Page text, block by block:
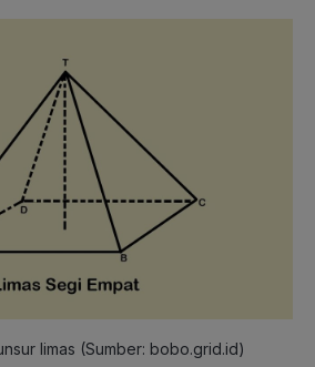
limas (Sumber: bobo.grid.id)